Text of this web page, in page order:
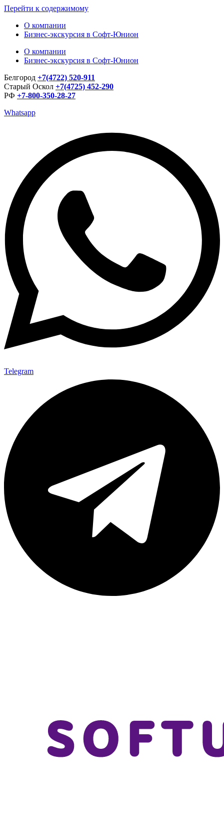
Перейти к содержимому
О компании
Бизнес-экскурсия в Софт-Юнион
О компании
Бизнес-экскурсия в Софт-Юнион
Белгород +7(4722) 520-911
Старый Оскол +7(4725) 452-290
РФ +7-800-350-28-27
Whatsapp
Telegram